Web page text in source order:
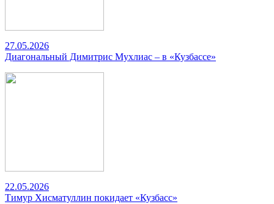
27.05.2026
Диагональный Димитрис Мухлиас – в «Кузбассе»
22.05.2026
Тимур Хисматуллин покидает «Кузбасс»